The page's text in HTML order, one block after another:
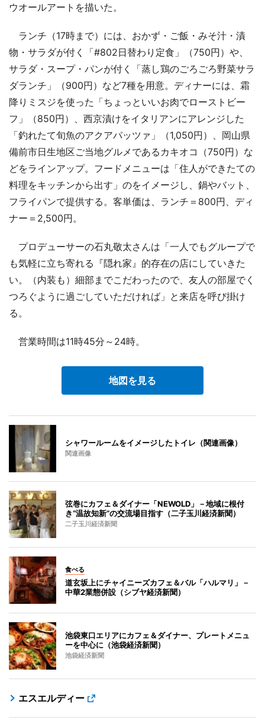
ウオールアートを描いた。
ランチ（17時まで）には、おかず・ご飯・みそ汁・漬
物・サラダが付く「#802日替わり定食」（750円）や、
サラダ・スープ・パンが付く「蒸し鶏のごろごろ野菜サラ
ダランチ」（900円）など7種を用意。ディナーには、霜
降りミスジを使った「ちょっといいお肉でローストビー
フ」（850円）、西京漬けをイタリアンにアレンジした
「釣れたて旬魚のアクアパッツァ」（1,050円）、岡山県
備前市日生地区ご当地グルメであるカキオコ（750円）な
どをラインアップ。フードメニューは「住人ができたての
料理をキッチンから出す」のをイメージし、鍋やバット、
フライパンで提供する。客単価は、ランチ＝800円、ディ
ナー＝2,500円。
プロデューサーの石丸敬太さんは「一人でもグループで
も気軽に立ち寄れる『隠れ家』的存在の店にしていきた
い。（内装も）細部までこだわったので、友人の部屋でく
つろぐように過ごしていただければ」と来店を呼び掛け
る。
営業時間は11時45分～24時。
地図を見る
シャワールームをイメージしたトイレ（関連画像）
関連画像
弦巻にカフェ＆ダイナー「NEWOLD」－地域に根付
き“温故知新”の交流場目指す（二子玉川経済新聞）
二子玉川経済新聞
食べる
道玄坂上にチャイニーズカフェ＆バル「ハルマリ」－
中華2業態併設（シブヤ経済新聞）
池袋東口エリアにカフェ＆ダイナー、プレートメニュ
ーを中心に（池袋経済新聞）
池袋経済新聞
エスエルディー